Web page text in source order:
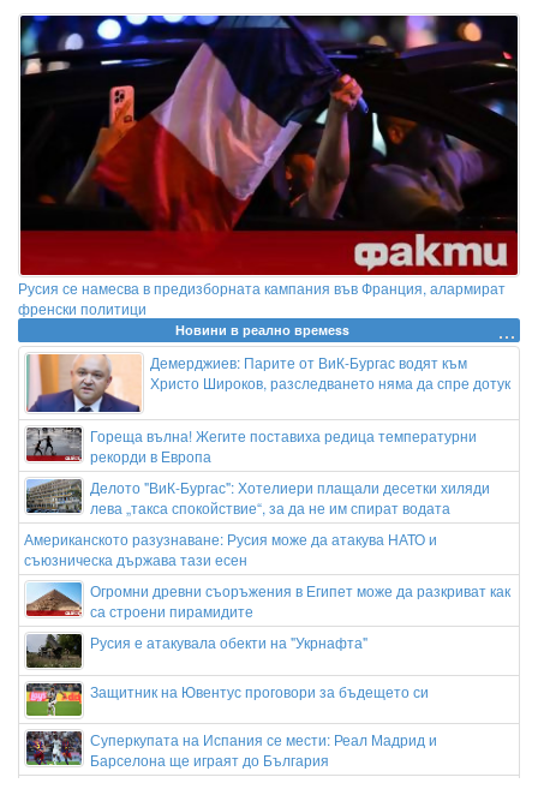
Русия се намесва в предизборната кампания във Франция, алармират
френски политици
Новини в реално времеss
Демерджиев: Парите от ВиК-Бургас водят към
Христо Широков, разследването няма да спре дотук
Гореща вълна! Жегите поставиха редица температурни
рекорди в Европа
Делото "ВиК-Бургас": Хотелиери плащали десетки хиляди
лева „такса спокойствие“, за да не им спират водата
Американското разузнаване: Русия може да атакува НАТО и
съюзническа държава тази есен
Огромни древни съоръжения в Египет може да разкриват как
са строени пирамидите
Русия е атакувала обекти на "Укрнафта"
Защитник на Ювентус проговори за бъдещето си
Суперкупата на Испания се мести: Реал Мадрид и
Барселона ще играят до България